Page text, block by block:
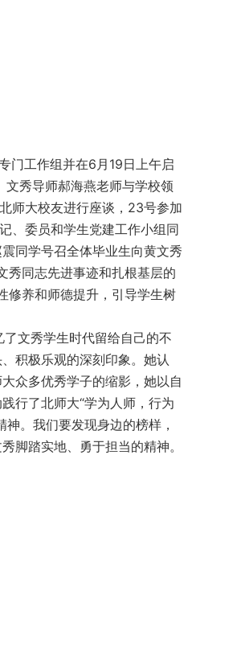
工作组并在6月19日上午启
文秀导师郝海燕老师与学校领
师大校友进行座谈，23号参加
、委员和学生党建工作小组同
同学号召全体毕业生向黄文秀
秀同志先进事迹和扎根基层的
修养和师德提升，引导学生树
秀学生时代留给自己的不
积极乐观的深刻印象。她认
众多优秀学子的缩影，她以自
行了北师大“学为人师，行为
神。我们要发现身边的榜样，
脚踏实地、勇于担当的精神。